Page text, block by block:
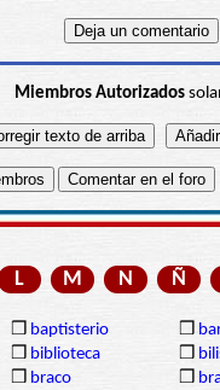
Miembros Autorizados
L M N Ñ
❒ baptisterio ❒
❒ biblioteca ❒
❒ braco ❒